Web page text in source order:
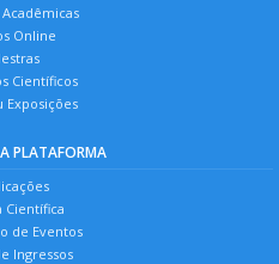
Acadêmicas
Online
Científicos
Exposições
PLATAFORMA
Científica
de Eventos
Ingressos